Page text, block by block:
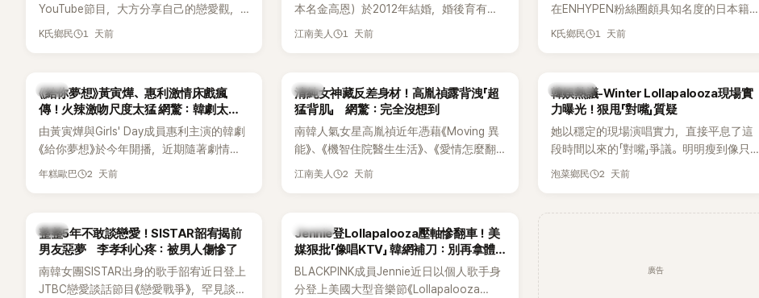
團體的「站姐」，事件持續延燒。
YouTube節目，大方分享自己的戀愛觀，
更首度坦承過去曾遭最好的朋友搶走男
K氏鄉民 1 天前
本名金高恩）於2012年結婚，婚後育有兩
子一女，一家五口生活幸福美滿，也是韓
步入婚姻的最大理由。
江南美人 1 天前
在ENHYPEN粉絲圈頗具知名度的日本籍女
粉絲，日前在TikTok直播期間輕生，最終
止揣測，盼逝者安息。
K氏鄉民 1 天前
韓劇
《給你夢想》黃寅燁、惠利激情床戲瘋
傳！火辣激吻尺度太猛 網驚：韓劇太敢
拍
由黃寅燁與Girls' Day成員惠利主演的韓劇
《給你夢想》於今年開播，近期隨著劇情進
入高潮，男女主角的感情線快速升溫。最
年糕歐巴 2 天前
韓星
清純女神藏反差身材！高胤禎露背洩「超
猛背肌」 網驚：完全沒想到
南韓人氣女星高胤禎近年憑藉《Moving 異
能》、《機智住院醫生生活》、《愛情怎麼翻
譯？》、《努力克服自卑的我們》等多部熱門
近況照意外掀起熱議，不是因為仙氣十足
的美貌，而是藏在纖細身材下的超狂背肌
與肩膀線條，反差感十足，讓不少網友看
傻直呼：「原來她身材這麼猛！」
江南美人 2 天前
熱議討論
韓娛熱議-Winter Lollapalooza現場實
力曝光！狠甩「對嘴」質疑
她以穩定的現場演唱實力，直接平息了這
段時間以來的「對嘴」爭議。明明瘦到像只剩
骨頭，怎麼還能唱出這麼驚人的爆發力和
泡菜鄉民 2 天前
韓星
整整5年不敢談戀愛！SISTAR韶宥揭前
男友惡夢 李孝利心疼：被男人傷慘了
南韓女團SISTAR出身的歌手韶宥近日登上
JTBC戀愛談話節目《戀愛戰爭》，罕見談及
K-POP
Jennie登Lollapalooza壓軸慘翻車！美
媒狠批「像唱KTV」 韓網補刀：別再拿體
力當藉口
BLACKPINK成員Jennie近日以個人歌手身
分登上美國大型音樂節《Lollapalooza
廣告